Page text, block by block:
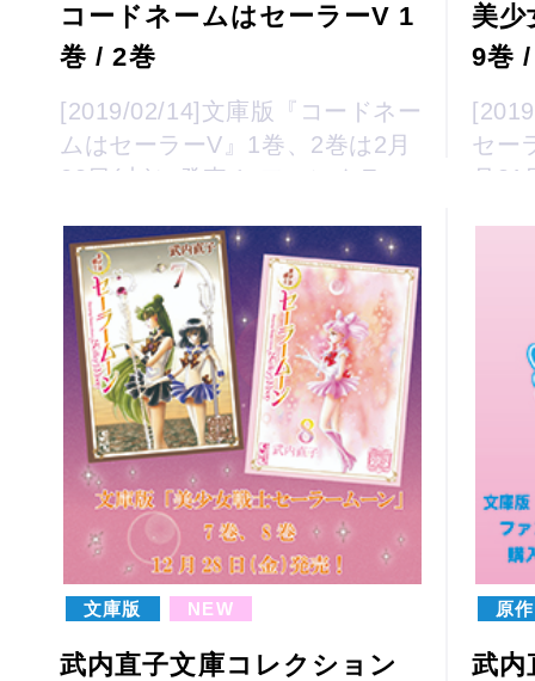
コードネームはセーラーV 1
巻 / 2巻
[2019/02/14]文庫版『コードネー
ムはセーラーV』1巻、2巻は2月
28日(木)に発売！ ファンクラ
入の方には特典としてクリアし
おりをプレゼント！
美
9巻
セー
月
文庫版 NEW
武内直子文庫コレクション
原作
武内